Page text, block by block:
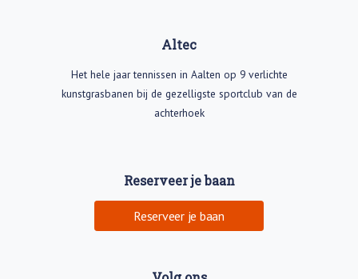
Altec
Het hele jaar tennissen in Aalten op 9 verlichte
kunstgrasbanen bij de gezelligste sportclub van de
achterhoek
Reserveer je baan
Reserveer je baan